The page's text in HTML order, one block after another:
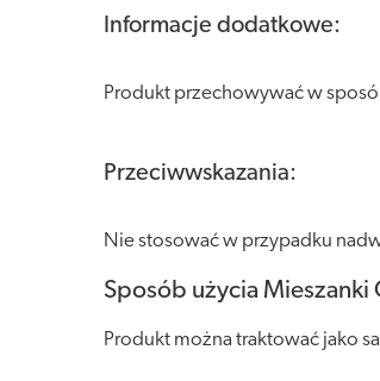
Informacje dodatkowe:
Produkt przechowywać w
Przeciwwskazania:
Nie stosować w przypadku
Sposób użycia
Produkt można traktować jako